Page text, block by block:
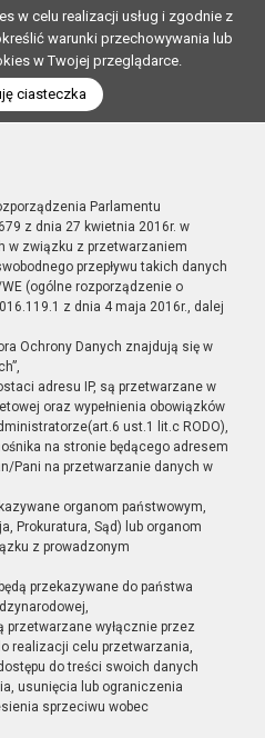
w celu realizacji usług i zgodnie z
warunki przechowywania lub
w Twojej przeglądarce.
ciasteczka
Parlamentu
z dnia 27 kwietnia 2016r. w
w związku z przetwarzaniem
przepływu takich danych
(ogólne rozporządzenie o
z dnia 4 maja 2016r., dalej
Ochrony Danych znajdują się w
adresu IP, są przetwarzane w
oraz wypełnienia obowiązków
ust.1 lit.c RODO),
na stronie będącego adresem
Pani na przetwarzanie danych w
organom państwowym,
Prokuratura, Sąd) lub organom
z prowadzonym
przekazywane do państwa
przetwarzane wyłącznie przez
realizacji celu przetwarzania,
do treści swoich danych
usunięcia lub ograniczenia
sprzeciwu wobec